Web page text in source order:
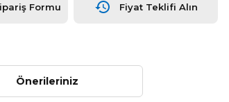
Formu Fiyat Teklifi Alın
Önerileriniz